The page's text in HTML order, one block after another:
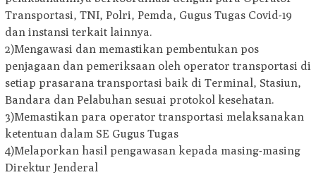
Transportasi, TNI, Polri, Pemda, Gugus Tugas Covid-19
dan instansi terkait lainnya.
2)Mengawasi dan memastikan pembentukan pos
penjagaan dan pemeriksaan oleh operator transportasi di
setiap prasarana transportasi baik di Terminal, Stasiun,
Bandara dan Pelabuhan sesuai protokol kesehatan.
3)Memastikan para operator transportasi melaksanakan
ketentuan dalam SE Gugus Tugas
4)Melaporkan hasil pengawasan kepada masing-masing
Direktur Jenderal